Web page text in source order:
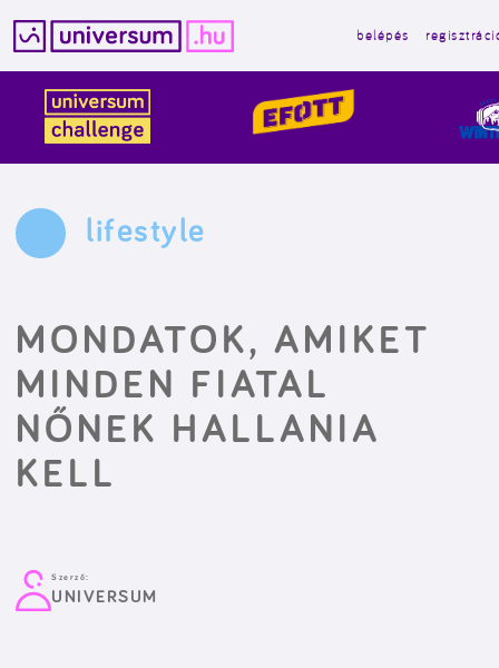
tartalomba
belépés
lifestyle
MONDATOK, AMIKET
MINDEN FIATAL
NŐNEK HALLANIA
KELL
Szerző:
UNIVERSUM